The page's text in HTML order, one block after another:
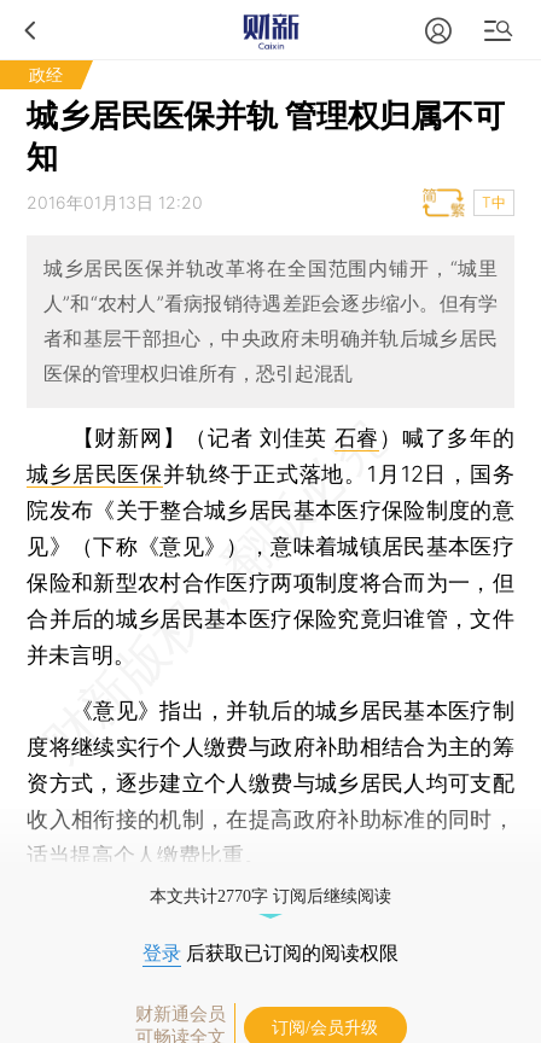
政经
城乡居民医保并轨 管理权归属不可
知
2016年01月13日 12:20 T中
城乡居民医保并轨改革将在全国范围内铺开，“城里
人”和“农村人”看病报销待遇差距会逐步缩小。但有学
者和基层干部担心，中央政府未明确并轨后城乡居民
医保的管理权归谁所有，恐引起混乱
【财新网】（记者 刘佳英 石睿 ） 喊了多年的
城乡居民医保并轨终于正式落地。1月12日，国务
院发布《关于整合城乡居民基本医疗保险制度的意
见》（下称《意见》），意味着城镇居民基本医疗
保险和新型农村合作医疗两项制度将合而为一，但
合并后的城乡居民基本医疗保险究竟归谁管，文件
并未言明。
《意见》指出，并轨后的城乡居民基本医疗制
度将继续实行个人缴费与政府补助相结合为主的筹
资方式，逐步建立个人缴费与城乡居民人均可支配
收入相衔接的机制，在提高政府补助标准的同时，
适当提高个人缴费比重。
本文共计2770字 订阅后继续阅读
登录 后获取已订阅的阅读权限
财新通会员
可畅读全文
订阅/会员升级